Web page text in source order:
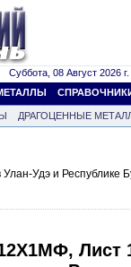
Суббота, 08 Август 2026 г.
ДРАГОЦЕННЫЕ
Удэ и Республике
Лист